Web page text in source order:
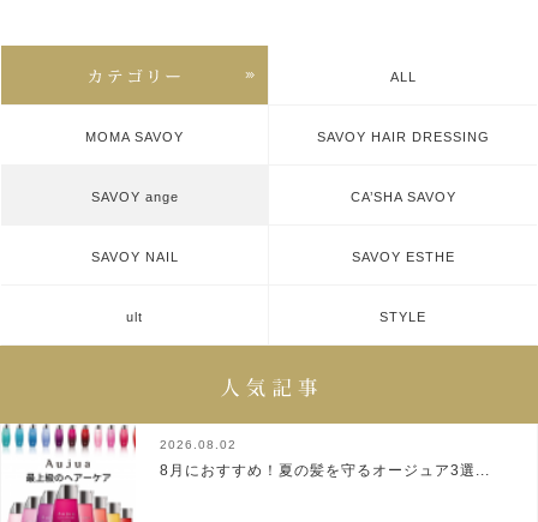
ALL
MOMA SAVOY SAVOY HAIR DRESSING
SAVOY ange CA’SHA SAVOY
SAVOY NAIL SAVOY ESTHE
ult STYLE
2026.08.02
8月におすすめ！夏の髪を守るオージュア3選...